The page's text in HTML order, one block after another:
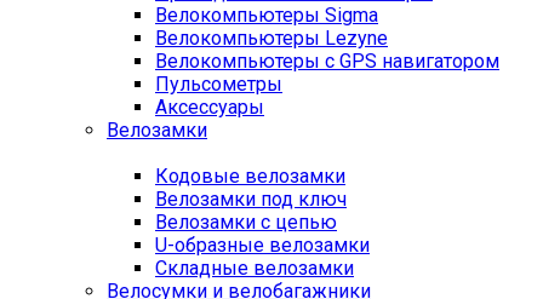
Велокомпьютеры Sigma
Велокомпьютеры Lezyne
Велокомпьютеры с GPS навигатором
Пульсометры
Аксессуары
Велозамки
Кодовые велозамки
Велозамки под ключ
Велозамки с цепью
U-образные велозамки
Складные велозамки
Велосумки и велобагажники